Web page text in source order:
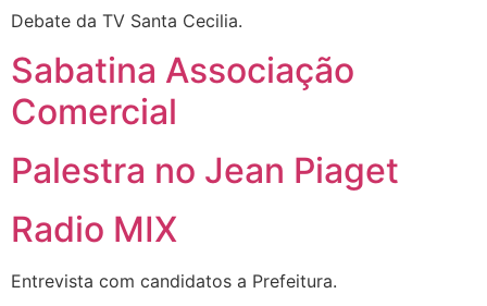
Debate da TV Santa Cecilia.
Sabatina Associação
Comercial
Palestra no Jean Piaget
Radio MIX
Entrevista com candidatos a Prefeitura.